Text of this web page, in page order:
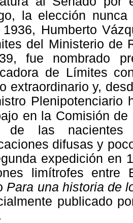
la elección
1936, Humberto
del Ministerio de
fue nombrado
de Límites
extraordinario y,
Plenipotenciario
en la Comisión de
de las
difusas y
expedición en
limítrofes
Para una historia de
publicado